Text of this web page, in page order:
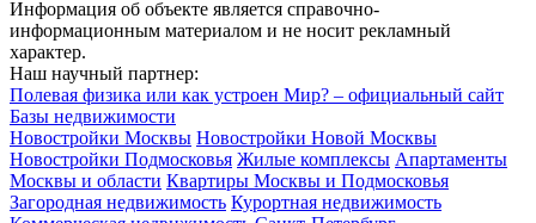
Информация об объекте является справочно-
информационным материалом и не носит рекламный
характер.
Наш научный партнер:
Полевая физика или как устроен Мир? – официальный сайт
Базы недвижимости
Новостройки Москвы Новостройки Новой Москвы
Новостройки Подмосковья Жилые комплексы Апартаменты
Москвы и области Квартиры Москвы и Подмосковья
Загородная недвижимость Курортная недвижимость